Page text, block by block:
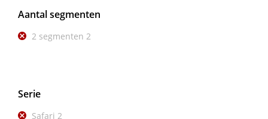
Aantal segmenten
2 segmenten 2
Serie
Safari 2